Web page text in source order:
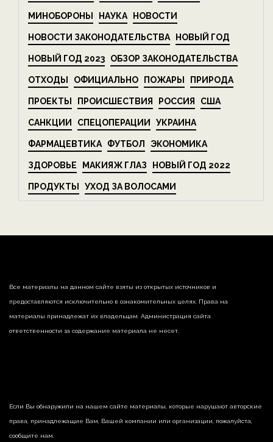
МИНОБОРОНЫ НАУКА НОВОСТИ
НОВОСТИ ЗАКОНОДАТЕЛЬСТВА НОВЫЙ ГОД
НОВЫЙ ГОД 2023 ОБЗОР ЗАКОНОДАТЕЛЬСТВА
ОТХОДЫ ОФИЦИАЛЬНО ПОЖАРЫ ПРИРОДА
ПРОЕКТЫ ПРОИСШЕСТВИЯ РОССИЯ США
САНКЦИИ СПЕЦОПЕРАЦИИ УКРАИНА
ФАРМАЦЕВТИКА ФУТБОЛ ЭКОНОМИКА
ЗДОРОВЬЕ МАКИЯЖ ГЛАЗ НОВЫЙ ГОД 2022
ПРОДУКТЫ УХОД ЗА ВОЛОСАМИ
Все материалы на данном сайте взяты из открытых источников и
предоставляются исключительно в ознакомительных целях. Права на
материалы принадлежат их владельцам. Администрация сайта
ответственности за содержание материала не несет.
Если Вы обнаружили на нашем сайте материалы, которые нарушают авторские
права, принадлежащие Вам, Вашей компании или организации, пожалуйста,
сообщите нам.